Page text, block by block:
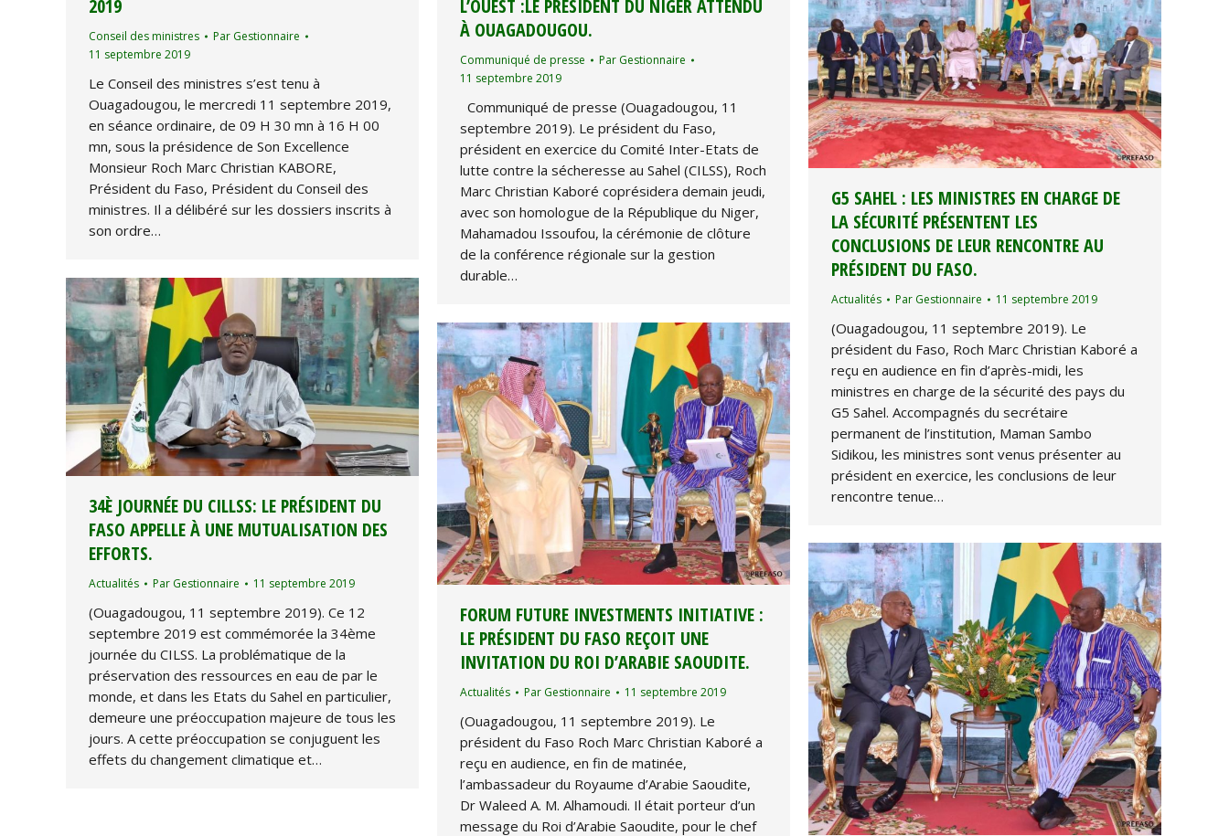
2019
Conseil des ministres Par Gestionnaire
11 septembre 2019
Le Conseil des ministres s’est tenu à
Ouagadougou, le mercredi 11 septembre 2019,
en séance ordinaire, de 09 H 30 mn à 16 H 00
mn, sous la présidence de Son Excellence
Monsieur Roch Marc Christian KABORE,
Président du Faso, Président du Conseil des
ministres. Il a délibéré sur les dossiers inscrits à
son ordre…
L’OUEST :LE PRÉSIDENT DU NIGER ATTENDU
À OUAGADOUGOU.
Communiqué de presse Par Gestionnaire
11 septembre 2019
Communiqué de presse (Ouagadougou, 11
septembre 2019). Le président du Faso,
président en exercice du Comité Inter-Etats de
lutte contre la sécheresse au Sahel (CILSS), Roch
Marc Christian Kaboré coprésidera demain jeudi,
avec son homologue de la République du Niger,
Mahamadou Issoufou, la cérémonie de clôture
de la conférence régionale sur la gestion
durable…
G5 SAHEL : LES MINISTRES EN CHARGE DE
LA SÉCURITÉ PRÉSENTENT LES
CONCLUSIONS DE LEUR RENCONTRE AU
PRÉSIDENT DU FASO.
Actualités Par Gestionnaire 11 septembre 2019
(Ouagadougou, 11 septembre 2019). Le
président du Faso, Roch Marc Christian Kaboré a
reçu en audience en fin d’après-midi, les
ministres en charge de la sécurité des pays du
G5 Sahel. Accompagnés du secrétaire
permanent de l’institution, Maman Sambo
Sidikou, les ministres sont venus présenter au
président en exercice, les conclusions de leur
rencontre tenue…
34È JOURNÉE DU CILLSS: LE PRÉSIDENT DU
FASO APPELLE À UNE MUTUALISATION DES
EFFORTS.
Actualités Par Gestionnaire 11 septembre 2019
(Ouagadougou, 11 septembre 2019). Ce 12
septembre 2019 est commémorée la 34ème
journée du CILSS. La problématique de la
préservation des ressources en eau de par le
monde, et dans les Etats du Sahel en particulier,
demeure une préoccupation majeure de tous les
jours. A cette préoccupation se conjuguent les
effets du changement climatique et…
FORUM FUTURE INVESTMENTS INITIATIVE :
LE PRÉSIDENT DU FASO REÇOIT UNE
INVITATION DU ROI D’ARABIE SAOUDITE.
Actualités Par Gestionnaire 11 septembre 2019
(Ouagadougou, 11 septembre 2019). Le
président du Faso Roch Marc Christian Kaboré a
reçu en audience, en fin de matinée,
l’ambassadeur du Royaume d’Arabie Saoudite,
Dr Waleed A. M. Alhamoudi. Il était porteur d’un
message du Roi d’Arabie Saoudite, pour le chef